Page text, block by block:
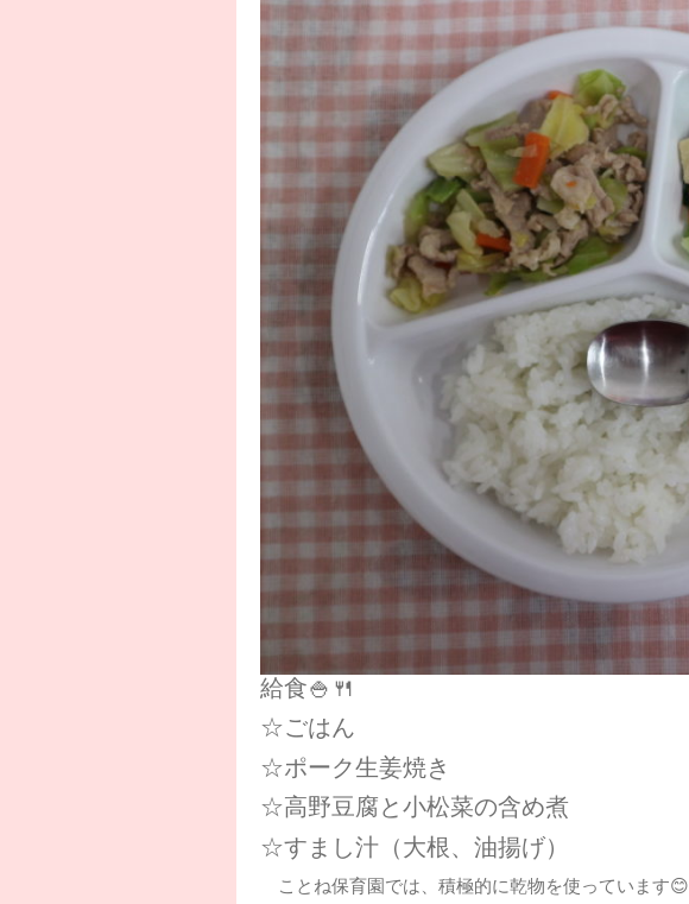
給食🍚🍴
☆ごはん
☆ポーク生姜焼き
☆高野豆腐と小松菜の含め煮
☆すまし汁（大根、油揚げ）
ことね保育園では、積極的に乾物を使っています😊